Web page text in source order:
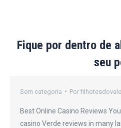
Fique por dentro de
seu
Sem categoria Por filhotesdovale
Best Online Casino Reviews
casino Verde reviews in many